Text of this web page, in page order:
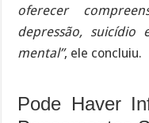
oferecer
depressão, suicídio
mental”, ele concluiu.
Pode Haver